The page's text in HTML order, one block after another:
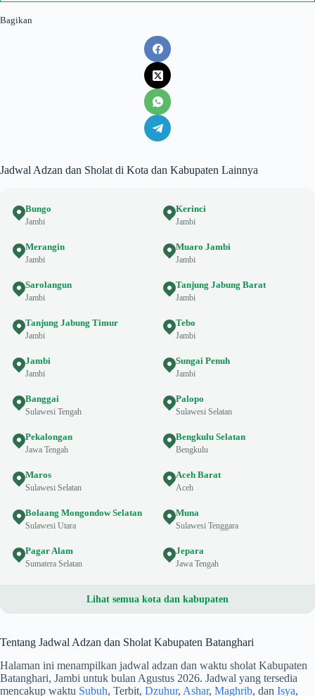
Bagikan
Jadwal Adzan dan Sholat di Kota dan Kabupaten Lainnya
Bungo
Jambi
Kerinci
Jambi
Merangin
Jambi
Muaro Jambi
Jambi
Sarolangun
Jambi
Tanjung Jabung Barat
Jambi
Tanjung Jabung Timur
Jambi
Tebo
Jambi
Jambi
Jambi
Sungai Penuh
Jambi
Banggai
Sulawesi Tengah
Palopo
Sulawesi Selatan
Pekalongan
Jawa Tengah
Bengkulu Selatan
Bengkulu
Maros
Sulawesi Selatan
Aceh Barat
Aceh
Bolaang Mongondow Selatan
Sulawesi Utara
Muna
Sulawesi Tenggara
Pagar Alam
Sumatera Selatan
Jepara
Jawa Tengah
Lihat semua kota dan kabupaten
Tentang Jadwal Adzan dan Sholat Kabupaten Batanghari
Halaman ini menampilkan jadwal adzan dan waktu sholat Kabupaten
Batanghari, Jambi untuk bulan Agustus 2026. Jadwal yang tersedia
mencakup waktu Subuh, Terbit, Dzuhur, Ashar, Maghrib, dan Isya,